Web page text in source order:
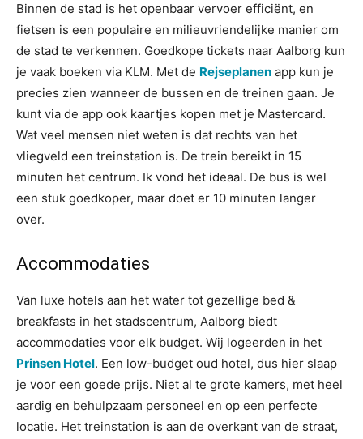
Binnen de stad is het openbaar vervoer efficiënt, en
fietsen is een populaire en milieuvriendelijke manier om
de stad te verkennen. Goedkope tickets naar Aalborg kun
je vaak boeken via KLM. Met de Rejseplanen app kun je
precies zien wanneer de bussen en de treinen gaan. Je
kunt via de app ook kaartjes kopen met je Mastercard.
Wat veel mensen niet weten is dat rechts van het
vliegveld een treinstation is. De trein bereikt in 15
minuten het centrum. Ik vond het ideaal. De bus is wel
een stuk goedkoper, maar doet er 10 minuten langer
over.
Accommodaties
Van luxe hotels aan het water tot gezellige bed &
breakfasts in het stadscentrum, Aalborg biedt
accommodaties voor elk budget. Wij logeerden in het
Prinsen Hotel. Een low-budget oud hotel, dus hier slaap
je voor een goede prijs. Niet al te grote kamers, met heel
aardig en behulpzaam personeel en op een perfecte
locatie. Het treinstation is aan de overkant van de straat,